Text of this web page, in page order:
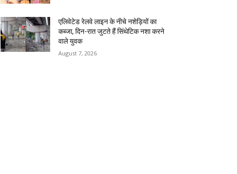
एलिवेटेड रेलवे लाइन के नीचे नशेड़ियों का
कब्जा, दिन-रात जुटते हैं सिंथेटिक नशा करने
वाले युवक
August 7, 2026